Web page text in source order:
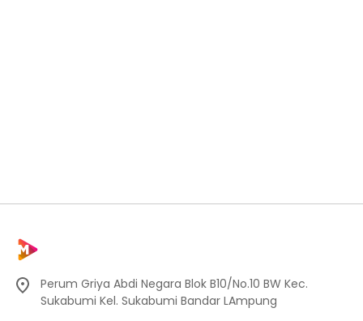
Perum Griya Abdi Negara Blok B10/No.10 BW Kec.
Sukabumi Kel. Sukabumi Bandar LAmpung